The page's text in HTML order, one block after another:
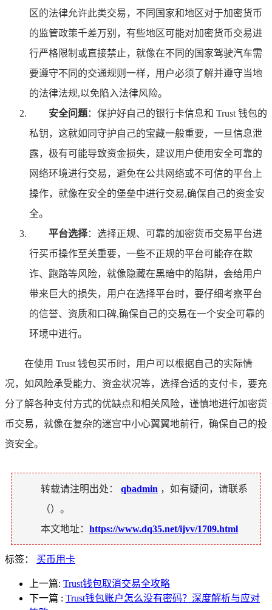
区的法律允许此类交易，不同国家和地区对于加密货币
的监管政策千差万别，有些地区可能对加密货币交易进
行严格限制或直接禁止，就像在不同的国家驾驶汽车需
要遵守不同的交通规则一样，用户必须了解并遵守当地
的法律法规,以免陷入法律风险。
安全问题：保护好自己的银行卡信息和 Trust 钱包的
私钥，这就如同守护自己的宝藏一般重要，一旦信息泄
露，极有可能导致资金损失，建议用户使用安全可靠的
网络环境进行交易，避免在公共网络或不可信的平台上
操作，就像在安全的堡垒中进行交易,确保自己的资金安
全。
平台选择：选择正规、可靠的加密货币交易平台进
行买币操作至关重要，一些不正规的平台可能存在欺
诈、跑路等风险，就像隐藏在黑暗中的陷阱，会给用户
带来巨大的损失，用户在选择平台时，要仔细考察平台
的信誉、资质和口碑,确保自己的交易在一个安全可靠的
环境中进行。
在使用 Trust 钱包买币时，用户可以根据自己的实际情
况，如风险承受能力、资金状况等，选择合适的支付卡，要充
分了解各种支付方式的优缺点和相关风险，谨慎地进行加密货
币交易，就像在复杂的迷宫中小心翼翼地前行，确保自己的投
资安全。
转载请注明出处： qbadmin ，如有疑问，请联系
（）。
本文地址： https://www.dq35.net/ijvv/1709.html
标签： 买币用卡
上一篇: Trust钱包取消交易全攻略
下一篇 : Trust钱包账户怎么没有密码？深度解析与应对